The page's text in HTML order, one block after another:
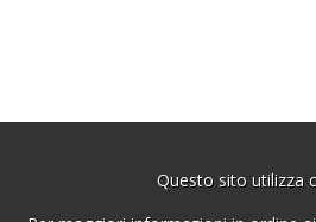
Questo sito utilizza